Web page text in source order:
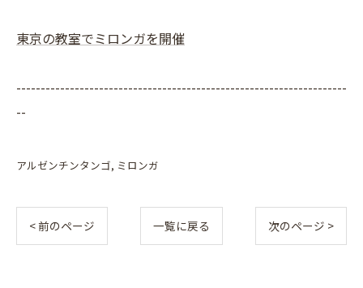
東京の教室でミロンガを開催
--------------------------------------------------------------------
--
アルゼンチンタンゴ ミロンガ
< 前のページ 一覧に戻る 次のページ >